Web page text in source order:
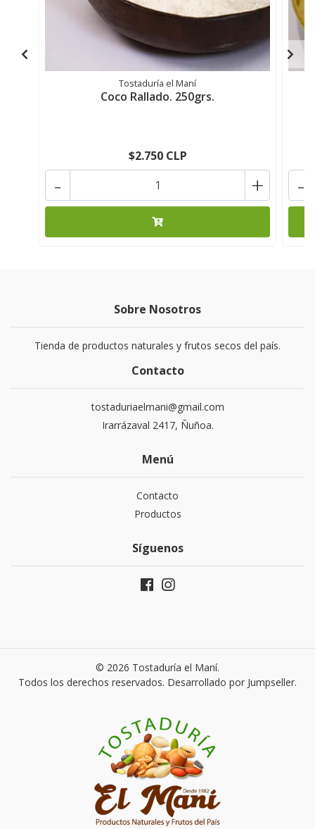
Tostaduría el Maní
Coco Rallado. 250grs.
$2.750 CLP
+
- -
Sobre Nosotros
Tienda de productos naturales y frutos secos del país.
Contacto
tostaduriaelmani@gmail.com
Irarrázaval 2417, Ñuñoa.
Menú
Contacto
Productos
Síguenos
© 2026 Tostaduría el Maní.
Todos los derechos reservados. Desarrollado por Jumpseller.